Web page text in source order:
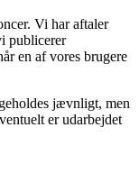
Vi har aftaler
publicerer
en af vores brugere
jævnligt, men
er udarbejdet